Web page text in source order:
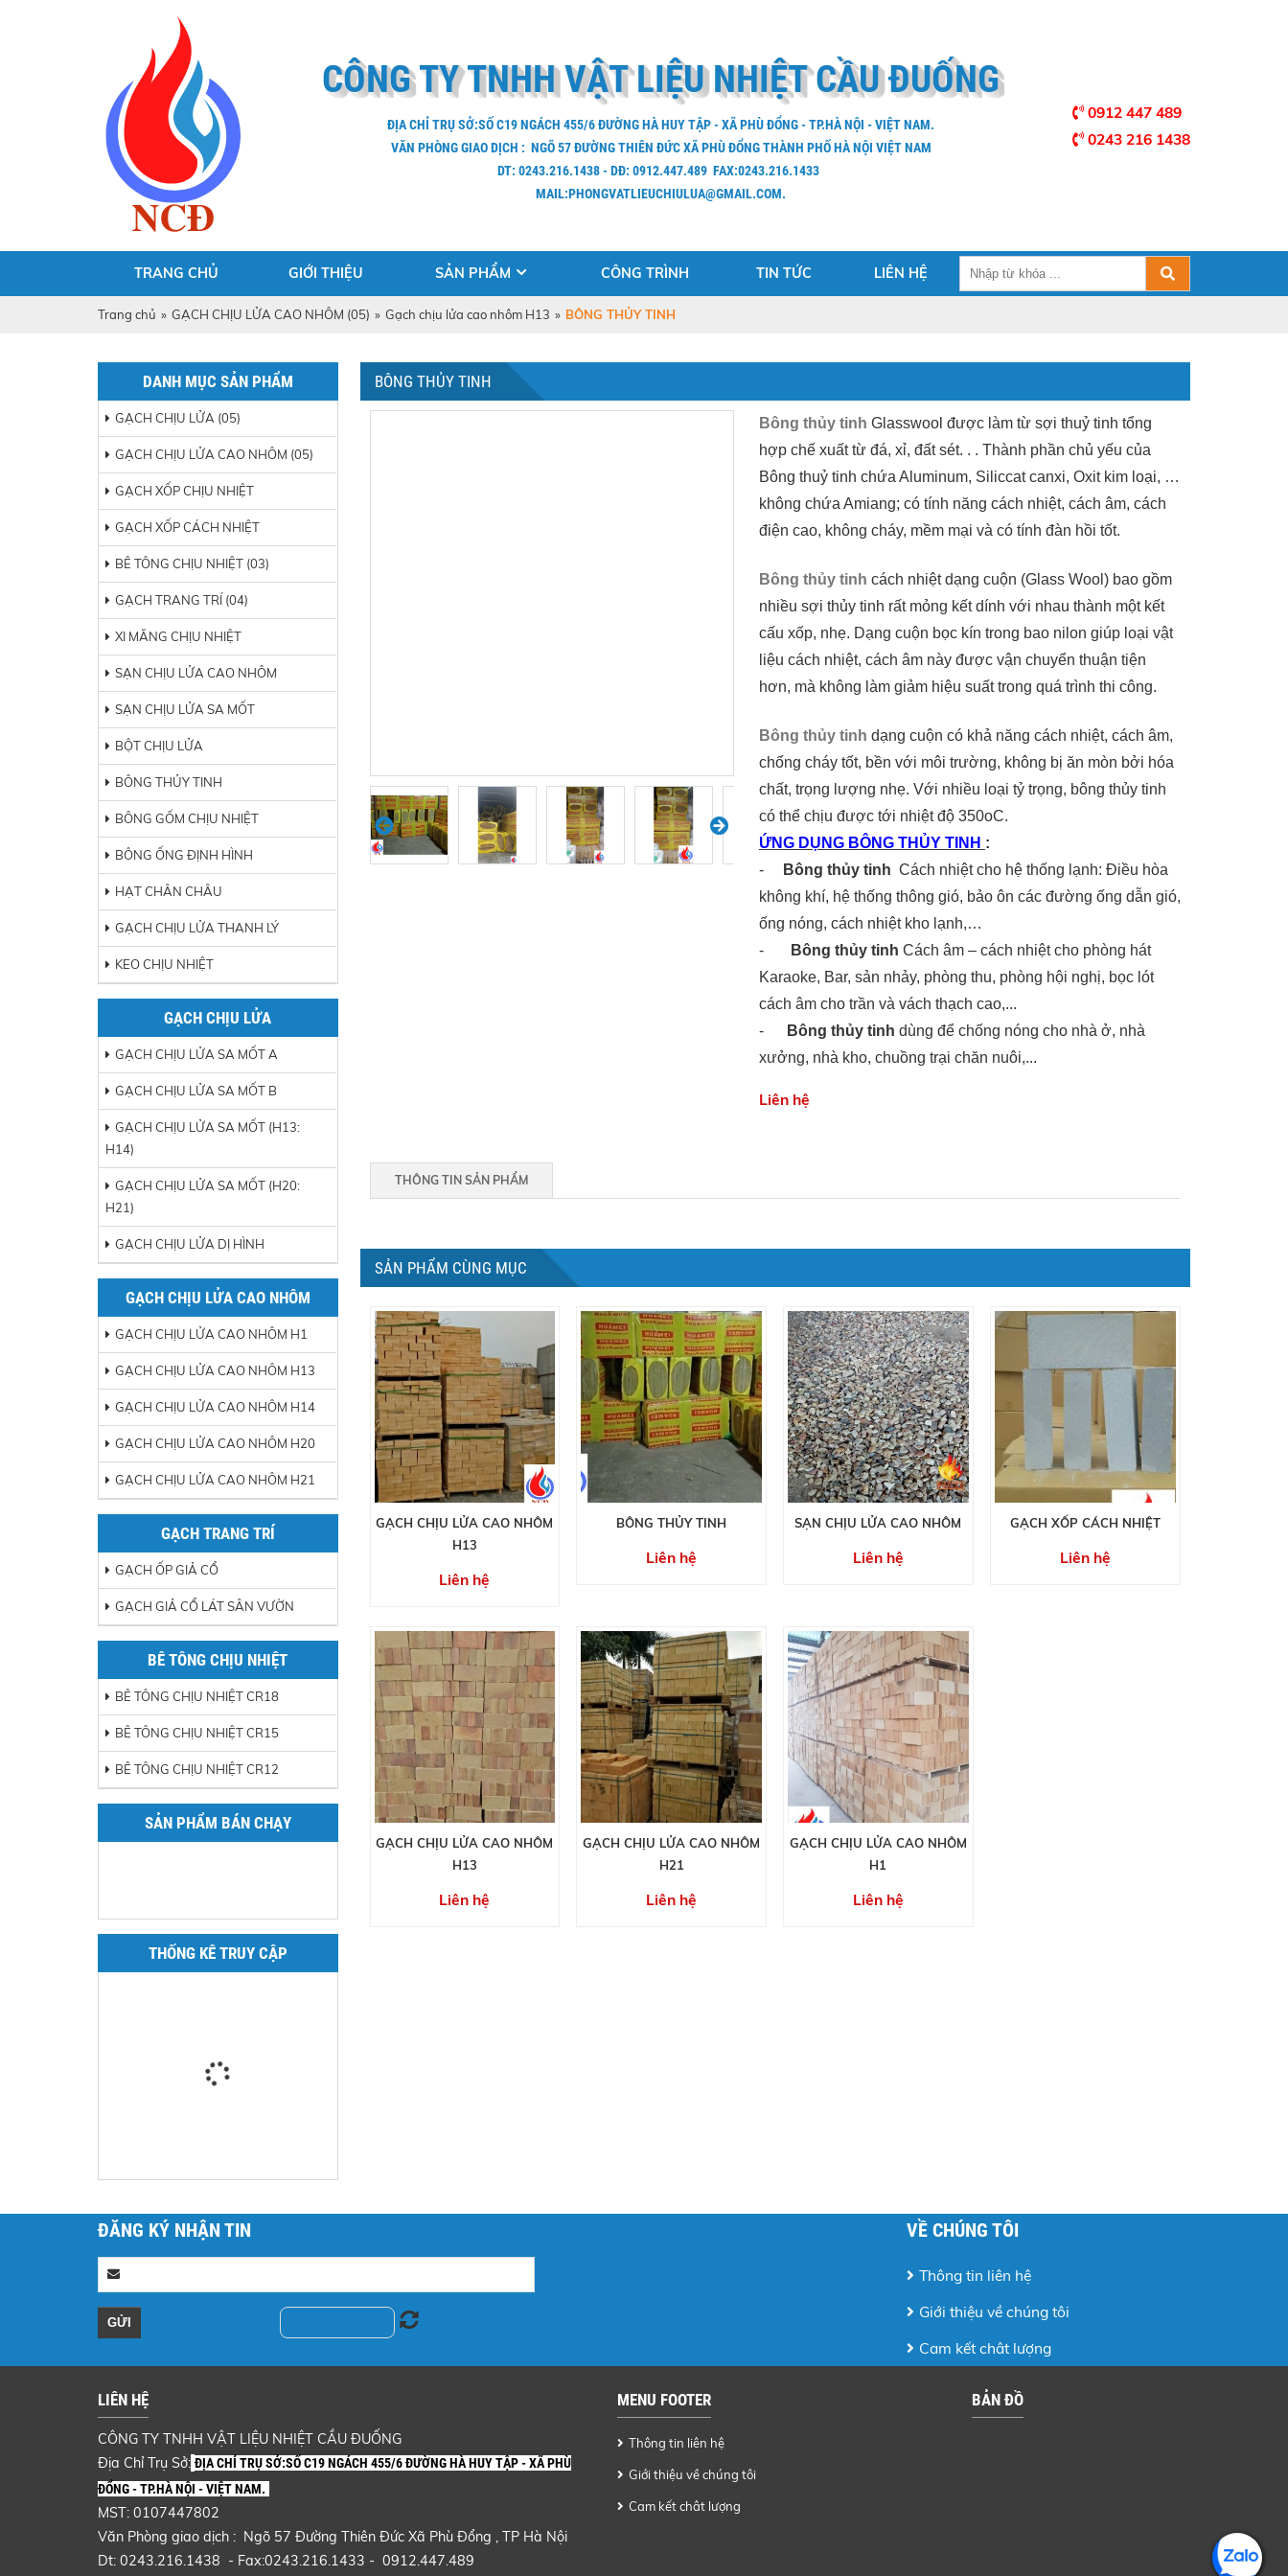
CÔNG TY TNHH VẬT LIỆU NHIỆT CẦU ĐUỐNG
ĐỊA CHỈ TRỤ SỞ:SỐ C19 NGÁCH 455/6 ĐƯỜNG HÀ HUY TẬP - XÃ PHÙ ĐỔNG - TP.HÀ NỘI - VIỆT NAM.
VĂN PHÒNG GIAO DỊCH : NGÕ 57 ĐƯỜNG THIÊN ĐỨC XÃ PHÙ ĐỔNG THÀNH PHỐ HÀ NỘI VIỆT NAM
DT: 0243.216.1438 - DĐ: 0912.447.489 FAX:0243.216.1433
MAIL:PHONGVATLIEUCHIULUA@GMAIL.COM.
0912 447 489
0243 216 1438
TRANG CHỦ GIỚI THIỆU SẢN PHẨM CÔNG TRÌNH TIN TỨC LIÊN HỆ
Trang chủ » GẠCH CHỊU LỬA CAO NHÔM (05) » Gạch chịu lửa cao nhôm H13 » BÔNG THỦY TINH
DANH MỤC SẢN PHẨM
GẠCH CHỊU LỬA (05)
GẠCH CHỊU LỬA CAO NHÔM (05)
GẠCH XỐP CHỊU NHIỆT
GẠCH XỐP CÁCH NHIỆT
BÊ TÔNG CHỊU NHIỆT (03)
GẠCH TRANG TRÍ (04)
XI MĂNG CHỊU NHIỆT
SẠN CHỊU LỬA CAO NHÔM
SẠN CHỊU LỬA SA MỐT
BỘT CHỊU LỬA
BÔNG THỦY TINH
BÔNG GỐM CHỊU NHIỆT
BÔNG ỐNG ĐỊNH HÌNH
HẠT CHÂN CHÂU
GẠCH CHỊU LỬA THANH LÝ
KEO CHỊU NHIỆT
GẠCH CHỊU LỬA
GẠCH CHỊU LỬA SA MỐT A
GẠCH CHỊU LỬA SA MỐT B
GẠCH CHỊU LỬA SA MỐT (H13:
H14)
GẠCH CHỊU LỬA SA MỐT (H20:
H21)
GẠCH CHỊU LỬA DỊ HÌNH
GẠCH CHỊU LỬA CAO NHÔM
GẠCH CHỊU LỬA CAO NHÔM H1
GẠCH CHỊU LỬA CAO NHÔM H13
GẠCH CHỊU LỬA CAO NHÔM H14
GẠCH CHỊU LỬA CAO NHÔM H20
GẠCH CHỊU LỬA CAO NHÔM H21
GẠCH TRANG TRÍ
GẠCH ỐP GIẢ CỔ
GẠCH GIẢ CỔ LÁT SÂN VƯỜN
BÊ TÔNG CHỊU NHIỆT
BÊ TÔNG CHỊU NHIỆT CR18
BÊ TÔNG CHỊU NHIỆT CR15
BÊ TÔNG CHỊU NHIỆT CR12
SẢN PHẨM BÁN CHẠY
THỐNG KÊ TRUY CẬP
BÔNG THỦY TINH
Bông thủy tinh Glasswool được làm từ sợi thuỷ tinh tổng
hợp chế xuất từ đá, xỉ, đất sét. . . Thành phần chủ yếu của
Bông thuỷ tinh chứa Aluminum, Siliccat canxi, Oxit kim loại, …
không chứa Amiang; có tính năng cách nhiệt, cách âm, cách
điện cao, không cháy, mềm mại và có tính đàn hồi tốt.
Bông thủy tinh cách nhiệt dạng cuộn (Glass Wool) bao gồm
nhiều sợi thủy tinh rất mỏng kết dính với nhau thành một kết
cấu xốp, nhẹ. Dạng cuộn bọc kín trong bao nilon giúp loại vật
liệu cách nhiệt, cách âm này được vận chuyển thuận tiện
hơn, mà không làm giảm hiệu suất trong quá trình thi công.
Bông thủy tinh dạng cuộn có khả năng cách nhiệt, cách âm,
chống cháy tốt, bền với môi trường, không bị ăn mòn bởi hóa
chất, trọng lượng nhẹ. Với nhiều loại tỷ trọng, bông thủy tinh
có thể chịu được tới nhiệt độ 350oC.
ỨNG DỤNG BÔNG THỦY TINH :
-
Bông thủy tinh Cách nhiệt cho hệ thống lạnh: Điều hòa
không khí, hệ thống thông gió, bảo ôn các đường ống dẫn gió,
ống nóng, cách nhiệt kho lạnh,…
-
Bông thủy tinh Cách âm – cách nhiệt cho phòng hát
Karaoke, Bar, sản nhảy, phòng thu, phòng hội nghị, bọc lót
cách âm cho trần và vách thạch cao,...
-
Bông thủy tinh dùng để chống nóng cho nhà ở, nhà
xưởng, nhà kho, chuồng trại chăn nuôi,...
Liên hệ
THÔNG TIN SẢN PHẨM
SẢN PHẨM CÙNG MỤC
GẠCH CHỊU LỬA CAO NHÔM
H13
Liên hệ
BÔNG THỦY TINH
Liên hệ
SẠN CHỊU LỬA CAO NHÔM
Liên hệ
GẠCH XỐP CÁCH NHIỆT
Liên hệ
GẠCH CHỊU LỬA CAO NHÔM
H13
Liên hệ
GẠCH CHỊU LỬA CAO NHÔM
H21
Liên hệ
GẠCH CHỊU LỬA CAO NHÔM
H1
Liên hệ
ĐĂNG KÝ NHẬN TIN VỀ CHÚNG TÔI
Thông tin liên hệ
Giới thiệu về chúng tôi
Cam kết chât lượng
LIÊN HỆ
CÔNG TY TNHH VẬT LIỆU NHIỆT CẦU ĐUỐNG
Địa Chỉ Trụ Sở: ĐỊA CHỈ TRỤ SỞ:SỐ C19 NGÁCH 455/6 ĐƯỜNG HÀ HUY TẬP - XÃ PHÙ
ĐỔNG - TP.HÀ NỘI - VIỆT NAM.
MST: 0107447802
Văn Phòng giao dịch : Ngõ 57 Đường Thiên Đức Xã Phù Đổng , TP Hà Nội
Dt: 0243.216.1438 - Fax:0243.216.1433 - 0912.447.489
MENU FOOTER
Thông tin liên hệ
Giới thiệu về chúng tôi
Cam kết chât lượng
BẢN ĐỒ